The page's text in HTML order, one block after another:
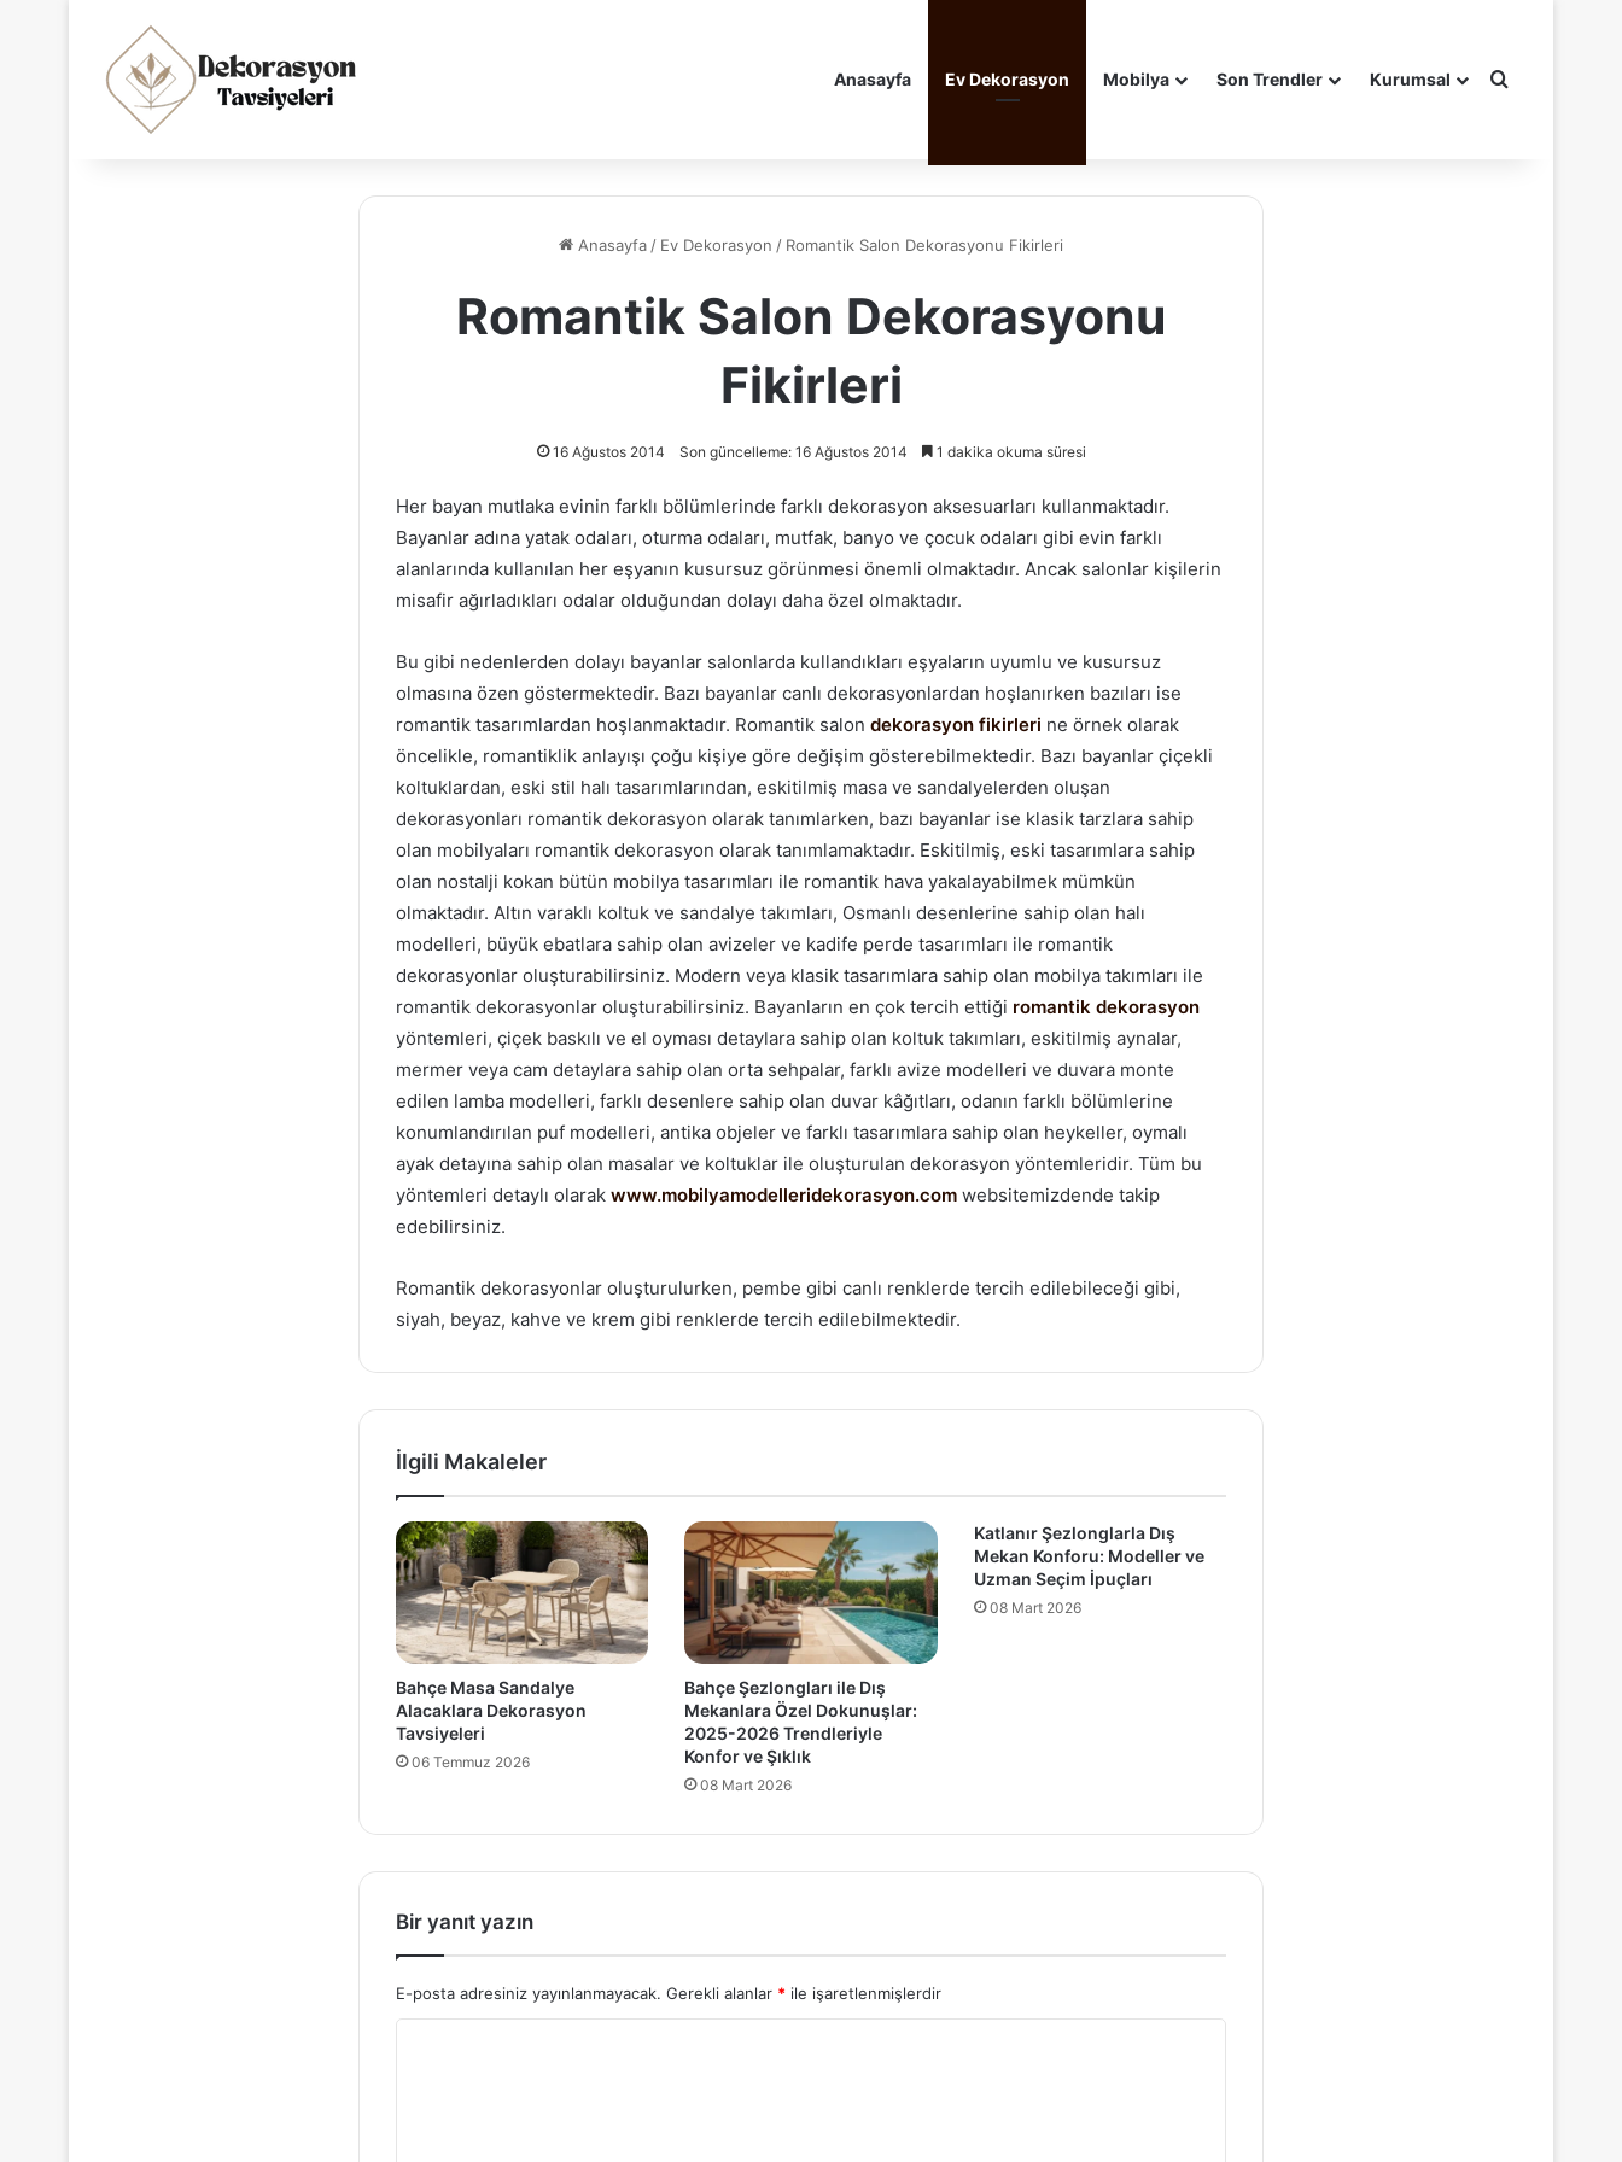
Anasayfa Ev Dekorasyon Mobilya Son Trendler Kurumsal Arama yap
Anasayfa / Ev Dekorasyon / Romantik Salon Dekorasyonu Fikirleri
Romantik Salon Dekorasyonu
Fikirleri
16 Ağustos 2014 Son güncelleme: 16 Ağustos 2014 1 dakika okuma süresi
Her bayan mutlaka evinin farklı bölümlerinde farklı dekorasyon aksesuarları kullanmaktadır.
Bayanlar adına yatak odaları, oturma odaları, mutfak, banyo ve çocuk odaları gibi evin farklı
alanlarında kullanılan her eşyanın kusursuz görünmesi önemli olmaktadır. Ancak salonlar kişilerin
misafir ağırladıkları odalar olduğundan dolayı daha özel olmaktadır.
Bu gibi nedenlerden dolayı bayanlar salonlarda kullandıkları eşyaların uyumlu ve kusursuz
olmasına özen göstermektedir. Bazı bayanlar canlı dekorasyonlardan hoşlanırken bazıları ise
romantik tasarımlardan hoşlanmaktadır. Romantik salon dekorasyon fikirleri ne örnek olarak
öncelikle, romantiklik anlayışı çoğu kişiye göre değişim gösterebilmektedir. Bazı bayanlar çiçekli
koltuklardan, eski stil halı tasarımlarından, eskitilmiş masa ve sandalyelerden oluşan
dekorasyonları romantik dekorasyon olarak tanımlarken, bazı bayanlar ise klasik tarzlara sahip
olan mobilyaları romantik dekorasyon olarak tanımlamaktadır. Eskitilmiş, eski tasarımlara sahip
olan nostalji kokan bütün mobilya tasarımları ile romantik hava yakalayabilmek mümkün
olmaktadır. Altın varaklı koltuk ve sandalye takımları, Osmanlı desenlerine sahip olan halı
modelleri, büyük ebatlara sahip olan avizeler ve kadife perde tasarımları ile romantik
dekorasyonlar oluşturabilirsiniz. Modern veya klasik tasarımlara sahip olan mobilya takımları ile
romantik dekorasyonlar oluşturabilirsiniz. Bayanların en çok tercih ettiği romantik dekorasyon
yöntemleri, çiçek baskılı ve el oyması detaylara sahip olan koltuk takımları, eskitilmiş aynalar,
mermer veya cam detaylara sahip olan orta sehpalar, farklı avize modelleri ve duvara monte
edilen lamba modelleri, farklı desenlere sahip olan duvar kâğıtları, odanın farklı bölümlerine
konumlandırılan puf modelleri, antika objeler ve farklı tasarımlara sahip olan heykeller, oymalı
ayak detayına sahip olan masalar ve koltuklar ile oluşturulan dekorasyon yöntemleridir. Tüm bu
yöntemleri detaylı olarak www.mobilyamodelleridekorasyon.com websitemizdende takip
edebilirsiniz.
Romantik dekorasyonlar oluşturulurken, pembe gibi canlı renklerde tercih edilebileceği gibi,
siyah, beyaz, kahve ve krem gibi renklerde tercih edilebilmektedir.
İlgili Makaleler
Bahçe Masa Sandalye
Alacaklara Dekorasyon
Tavsiyeleri
06 Temmuz 2026
Bahçe Şezlongları ile Dış
Mekanlara Özel Dokunuşlar:
2025-2026 Trendleriyle
Konfor ve Şıklık
08 Mart 2026
Katlanır Şezlonglarla Dış
Mekan Konforu: Modeller ve
Uzman Seçim İpuçları
08 Mart 2026
Bir yanıt yazın
E-posta adresiniz yayınlanmayacak. Gerekli alanlar * ile işaretlenmişlerdir